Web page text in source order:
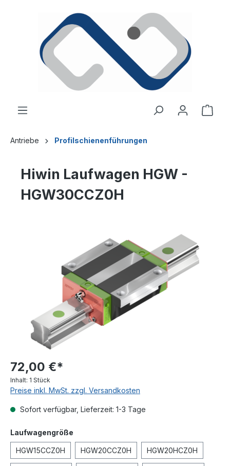
Antriebe Profilschienenführungen
Hiwin Laufwagen HGW -
HGW30CCZ0H
72,00 €*
Inhalt: 1 Stück
Preise inkl. MwSt. zzgl. Versandkosten
Sofort verfügbar, Lieferzeit: 1-3 Tage
Laufwagengröße
HGW15CCZ0H HGW20CCZ0H HGW20HCZ0H